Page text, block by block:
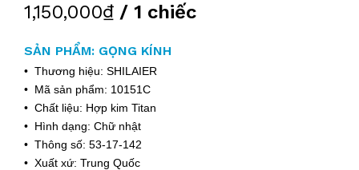
1,150,000₫ / 1 chiếc
SẢN PHẨM: GỌNG KÍNH
• Thương hiệu: SHILAIER
• Mã sản phẩm: 10151C
• Chất liệu: Hợp kim Titan
• Hình dạng: Chữ nhật
• Thông số: 53-17-142
• Xuất xứ: Trung Quốc